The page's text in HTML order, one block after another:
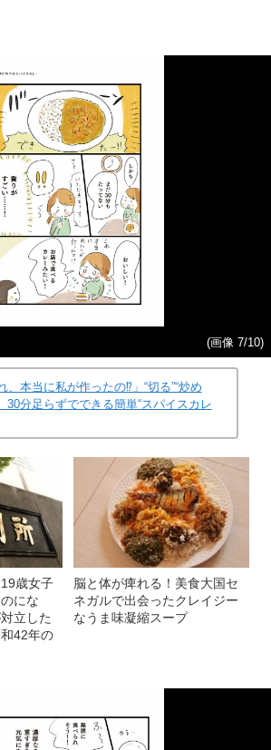
(画像 7/10)
、本当に私が作ったの⁉」“切る”“炒め
分足らずでできる簡単“スパイスカレ
19歳女子
にな
立した
和42年の
脳と体が痺れる！美食大国セ
ネガルで出会ったクレイジー
なうま味凝縮スープ